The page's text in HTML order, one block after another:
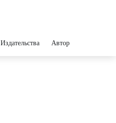
Издательства Авторы